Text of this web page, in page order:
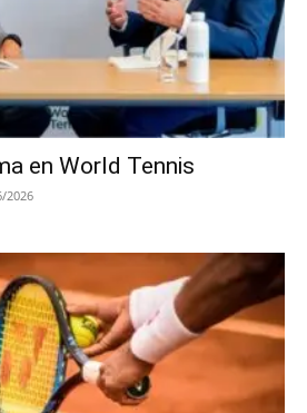
en World Tennis
2026